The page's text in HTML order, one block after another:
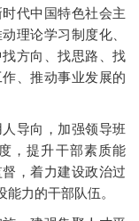
代中国特色社会主
理论学习制度化、
方向、找思路、找
、推动事业发展的
导向，加强领导班
，提升干部素质能
，着力建设政治过
力的干部队伍。